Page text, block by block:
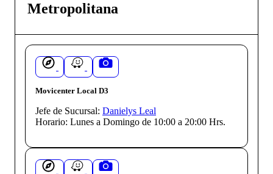
Metropolitana
Movicenter Local D3
Jefe de Sucursal: Danielys Leal
Horario: Lunes a Domingo de 10:00 a 20:00 Hrs.